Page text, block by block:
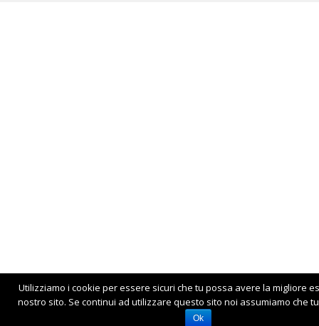
Utilizziamo i cookie per essere sicuri che tu possa avere la migliore
nostro sito. Se continui ad utilizzare questo sito noi assumiamo che
Ok